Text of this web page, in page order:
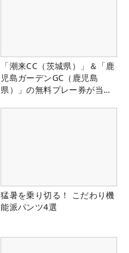
「潮来CC（茨城県）」＆「鹿
児島ガーデンGC（鹿児島
県）」の無料プレー券が当た
猛暑を乗り切る！ こだわり機
能派パンツ4選